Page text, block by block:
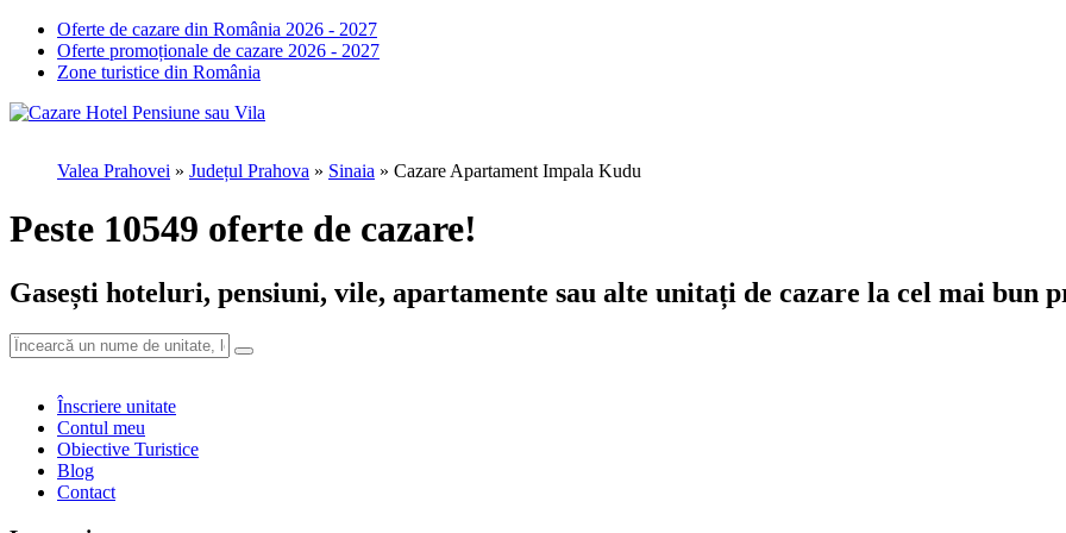
Oferte de cazare din România 2026 - 2027
Oferte promoționale de cazare 2026 - 2027
Zone turistice din România
Valea Prahovei » Județul Prahova » Sinaia » Cazare Apartament Impala Kudu
Peste 10549 oferte de cazare!
Gasești hoteluri, pensiuni, vile, apartamente sau alte unitați de cazare la cel mai bun
Înscriere unitate
Contul meu
Obiective Turistice
Blog
Contact
Detalii personale
Numele Adresa de e-mail